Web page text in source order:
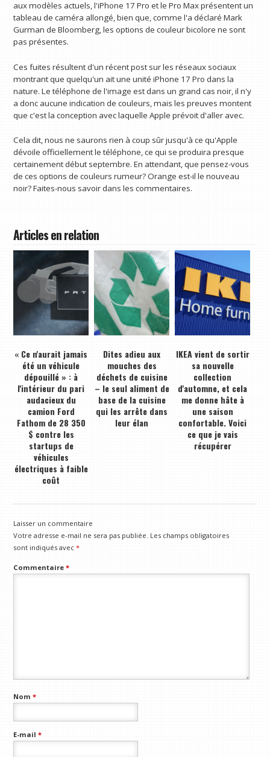
aux modèles actuels, l'iPhone 17 Pro et le Pro Max présentent un
tableau de caméra allongé, bien que, comme l'a déclaré Mark
Gurman de Bloomberg, les options de couleur bicolore ne sont
pas présentes.
Ces fuites résultent d'un récent post sur les réseaux sociaux
montrant que quelqu'un ait une unité iPhone 17 Pro dans la
nature. Le téléphone de l'image est dans un grand cas noir, il n'y
a donc aucune indication de couleurs, mais les preuves montent
que c'est la conception avec laquelle Apple prévoit d'aller avec.
Cela dit, nous ne saurons rien à coup sûr jusqu'à ce qu'Apple
dévoile officiellement le téléphone, ce qui se produira presque
certainement début septembre. En attendant, que pensez-vous
de ces options de couleurs rumeur? Orange est-il le nouveau
noir? Faites-nous savoir dans les commentaires.
Articles en relation
« Ce n'aurait jamais
été un véhicule
dépouillé » : à
l'intérieur du pari
audacieux du
camion Ford
Fathom de 28 350
$ contre les
startups de
véhicules
électriques à faible
coût
Dites adieu aux
mouches des
déchets de cuisine
– le seul aliment de
base de la cuisine
qui les arrête dans
leur élan
IKEA vient de sortir
sa nouvelle
collection
d'automne, et cela
me donne hâte à
une saison
confortable. Voici
ce que je vais
récupérer
Laisser un commentaire
Votre adresse e-mail ne sera pas publiée. Les champs obligatoires
sont indiqués avec*
Commentaire*
Nom*
E-mail*